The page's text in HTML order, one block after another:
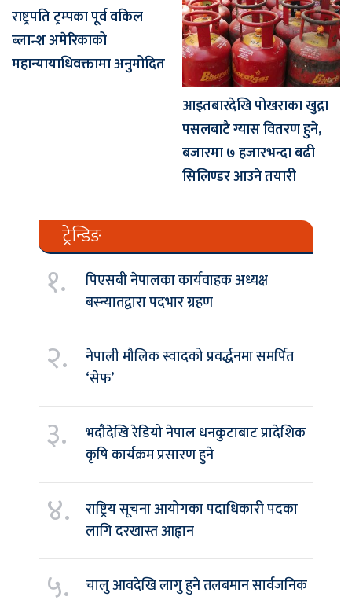
राष्ट्रपति ट्रम्पका पूर्व वकिल
ब्लान्श अमेरिकाको
महान्यायाधिवक्तामा अनुमोदित
आइतबारदेखि पोखराका खुद्रा
पसलबाटै ग्यास वितरण हुने,
बजारमा ७ हजारभन्दा बढी
सिलिण्डर आउने तयारी
ट्रेन्डिङ
१.
पिएसबी नेपालका कार्यवाहक अध्यक्ष
बस्न्यातद्वारा पदभार ग्रहण
२.
नेपाली मौलिक स्वादको प्रवर्द्धनमा समर्पित
‘सेफ’
३.
भदौदेखि रेडियो नेपाल धनकुटाबाट प्रादेशिक
कृषि कार्यक्रम प्रसारण हुने
४.
राष्ट्रिय सूचना आयोगका पदाधिकारी पदका
लागि दरखास्त आह्वान
५. चालु आवदेखि लागु हुने तलबमान सार्वजनिक